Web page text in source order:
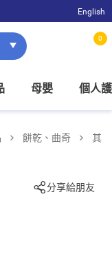
English
0
母嬰 個人
餅乾、曲奇
其
分享給朋友